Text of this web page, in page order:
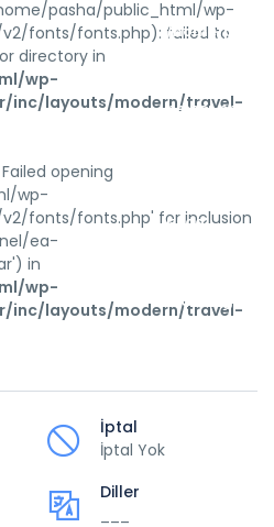
/home/
helper.php
5200
Warning
pasha/public_html/wp-
fonts/fonts.php): failed to
directory in
wp-
inc/layouts/modern/travel-
opening
wp-
fonts/fonts.php' for inclusion
ea-
in
wp-
inc/layouts/modern/travel-
İptal
İptal Yok
Diller